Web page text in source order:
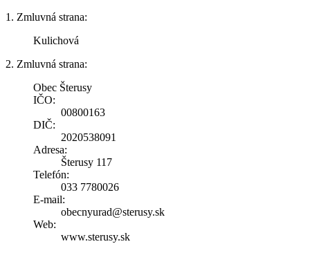
1. Zmluvná strana:
Kulichová
2. Zmluvná strana:
Obec Šterusy
IČO:
00800163
DIČ:
2020538091
Adresa:
Šterusy 117
Telefón:
033 7780026
E-mail:
obecnyurad@sterusy.sk
Web:
www.sterusy.sk